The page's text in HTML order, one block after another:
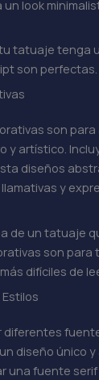
un look
tatuaje tenga
son perfectas.
son
y artístico.
diseños
y
de un tatuaje
son para
difíciles de
diferentes
diseño único y
una fuente